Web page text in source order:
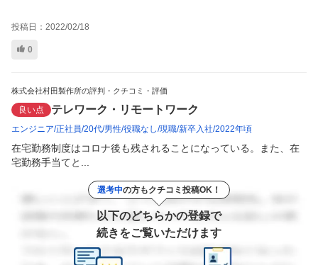
投稿日： 2022/02/18
0
株式会社村田製作所の評判・クチコミ・評価
良い点 テレワーク・リモートワーク
エンジニア 正社員 20代 男性 役職なし 現職 新卒入社 2022年頃
在宅勤務制度はコロナ後も残されることになっている。また、在
宅勤務手当てと...
選考中の方もクチコミ投稿OK！
以下のどちらかの登録で
続きをご覧いただけます